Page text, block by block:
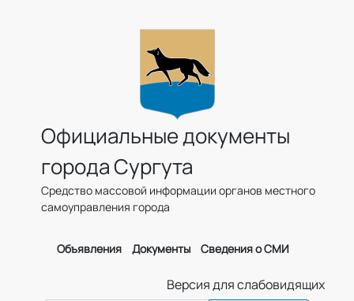
Официальные документы
города Сургута
Средство массовой информации органов местного
самоуправления города
Объявления Документы Сведения о СМИ
Версия для слабовидящих